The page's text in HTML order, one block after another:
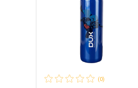
(0)